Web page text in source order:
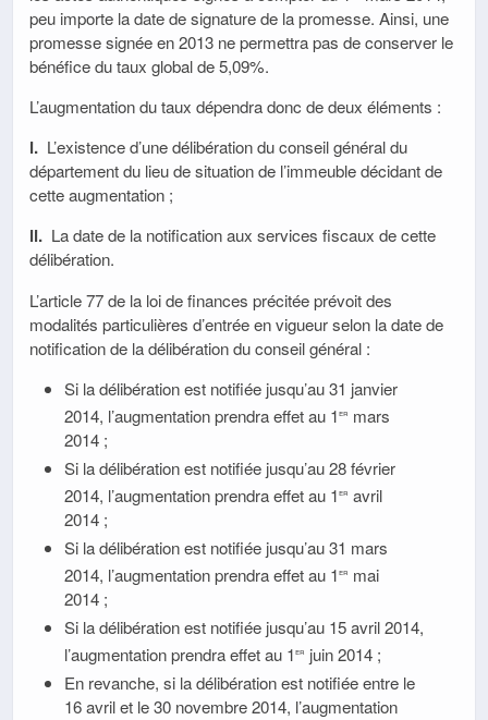
peu importe la date de signature de la promesse. Ainsi, une
promesse signée en 2013 ne permettra pas de conserver le
bénéfice du taux global de 5,09%.
L’augmentation du taux dépendra donc de deux éléments :
i. L’existence d’une délibération du conseil général du
département du lieu de situation de l’immeuble décidant de
cette augmentation ;
ii. La date de la notification aux services fiscaux de cette
délibération.
L’article 77 de la loi de finances précitée prévoit des
modalités particulières d’entrée en vigueur selon la date de
notification de la délibération du conseil général :
Si la délibération est notifiée jusqu’au 31 janvier
2014, l’augmentation prendra effet au 1er mars
2014 ;
Si la délibération est notifiée jusqu’au 28 février
2014, l’augmentation prendra effet au 1er avril
2014 ;
Si la délibération est notifiée jusqu’au 31 mars
2014, l’augmentation prendra effet au 1er mai
2014 ;
Si la délibération est notifiée jusqu’au 15 avril 2014,
l’augmentation prendra effet au 1er juin 2014 ;
En revanche, si la délibération est notifiée entre le
16 avril et le 30 novembre 2014, l’augmentation